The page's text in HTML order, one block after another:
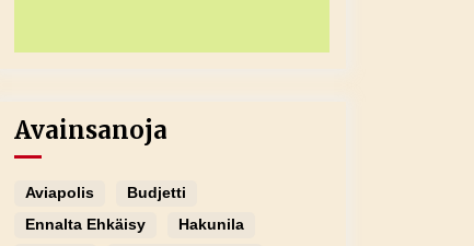
Avainsanoja
Aviapolis
Budjetti
Ennalta Ehkäisy
Hakunila